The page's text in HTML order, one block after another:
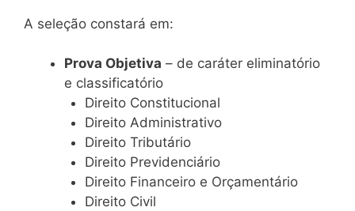
A seleção constará em:
Prova Objetiva – de caráter eliminatório
e classificatório
Direito Constitucional
Direito Administrativo
Direito Tributário
Direito Previdenciário
Direito Financeiro e Orçamentário
Direito Civil